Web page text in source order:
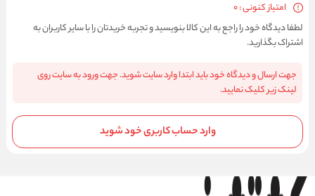
امتیاز کنونی : 0
لطفا دیدگاه خود را راجع به این کالا بنویسید و تجربه خریدتان را با سایر کاربران به
اشتراک بگذارید.
جهت ارسال و دیدگاه خود باید ابتدا وارد سایت شوید. جهت ورود به سایت روی
لینک زیر کلیک نمایید.
وارد حساب کاربری خود شوید